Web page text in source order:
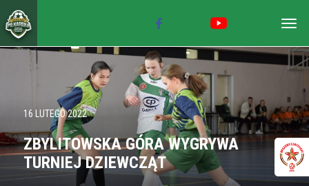
16 LUTEGO 2022
ZBYLITOWSKA GÓRA WYGRYWA
TURNIEJ DZIEWCZĄT